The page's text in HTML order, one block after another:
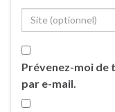
Prévenez-moi de
par e-mail.